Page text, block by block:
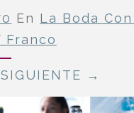
En La Boda
Franco
SIGUIENTE →